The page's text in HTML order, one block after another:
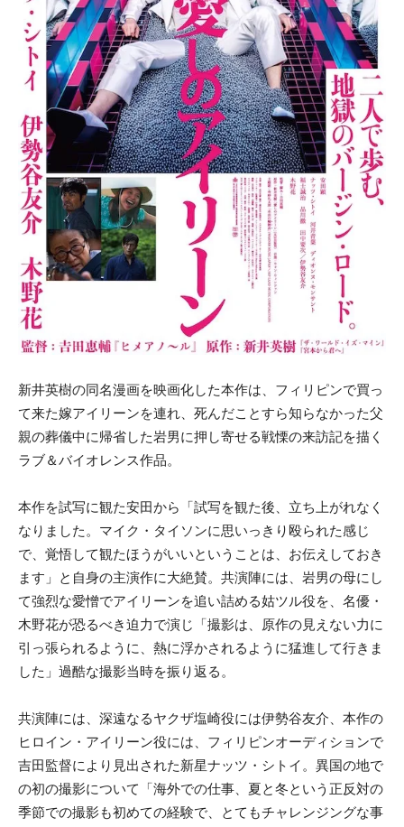
新井英樹の同名漫画を映画化した本作は、フィリピンで買っ
て来た嫁アイリーンを連れ、死んだことすら知らなかった父
親の葬儀中に帰省した岩男に押し寄せる戦慄の来訪記を描く
ラブ＆バイオレンス作品。
本作を試写に観た安田から「試写を観た後、立ち上がれなく
なりました。マイク・タイソンに思いっきり殴られた感じ
で、覚悟して観たほうがいいということは、お伝えしておき
ます」と自身の主演作に大絶賛。共演陣には、岩男の母にし
て強烈な愛憎でアイリーンを追い詰める姑ツル役を、名優・
木野花が恐るべき迫力で演じ「撮影は、原作の見えない力に
引っ張られるように、熱に浮かされるように猛進して行きま
した」過酷な撮影当時を振り返る。
共演陣には、深遠なるヤクザ塩崎役には伊勢谷友介、本作の
ヒロイン・アイリーン役には、フィリピンオーディションで
吉田監督により見出された新星ナッツ・シトイ。異国の地で
の初の撮影について「海外での仕事、夏と冬という正反対の
季節での撮影も初めての経験で、とてもチャレンジングな事